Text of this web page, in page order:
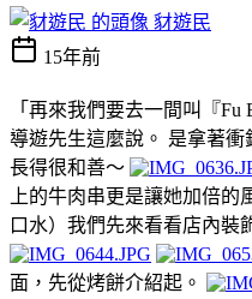
豺遊民
15年前
「再來我們要去一間叫『Fu
導遊先生這麼說。 是拿著
長得很和善～
上的牛肉串更是讓她加倍的
口水）我們先來看看店內裝
面，先從烤餅介紹起。